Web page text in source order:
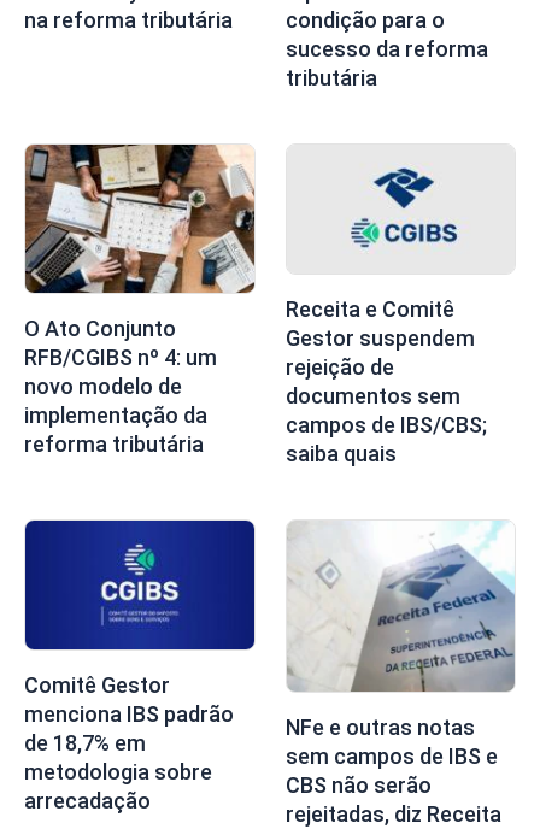
na reforma tributária
condição para o
sucesso da reforma
tributária
O Ato Conjunto
RFB/CGIBS nº 4: um
novo modelo de
implementação da
reforma tributária
Receita e Comitê
Gestor suspendem
rejeição de
documentos sem
campos de IBS/CBS;
saiba quais
Comitê Gestor
menciona IBS padrão
de 18,7% em
metodologia sobre
arrecadação
NFe e outras notas
sem campos de IBS e
CBS não serão
rejeitadas, diz Receita